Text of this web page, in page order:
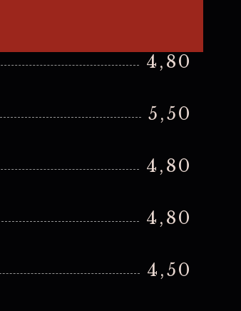
4,80
5,50
4,80
4,80
4,50